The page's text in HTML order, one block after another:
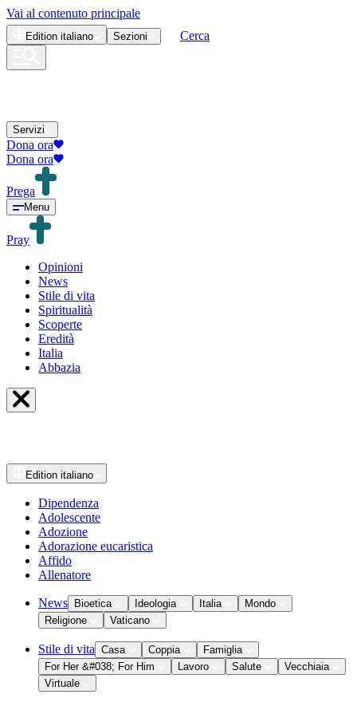
Vai al contenuto principale
Edition italiano Sezioni Cerca
Servizi
Dona ora
Dona ora
Prega
Menu
Pray
Opinioni
News
Stile di vita
Spiritualità
Scoperte
Eredità
Italia
Abbazia
Edition italiano
Dipendenza
Adolescente
Adozione
Adorazione eucaristica
Affido
Allenatore
News Bioetica Ideologia Italia
Mondo
Religione
Vaticano
Stile di vita Casa Coppia
Famiglia
For Her &#038; For Him
Lavoro Salute
Vecchiaia
Virtuale